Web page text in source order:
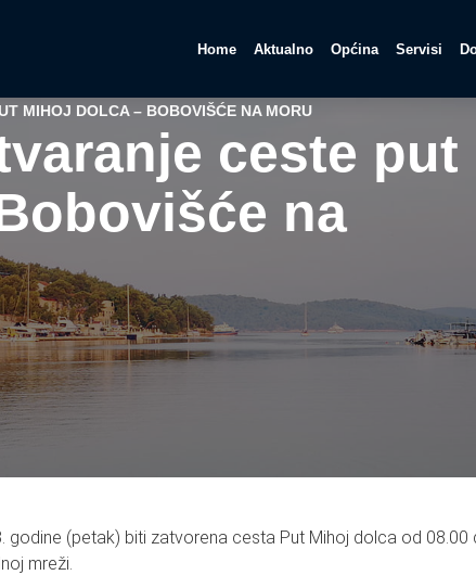
Home Aktualno Općina Servisi
MIHOJ DOLCA – BOBOVIŠĆE NA MORU
ceste put
na
godine (petak) biti zatvorena cesta Put Mihoj dolca od 08.00
mreži.